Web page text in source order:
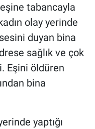
tabancayla
olay yerinde
duyan bina
sağlık ve çok
Eşini öldüren
bina
yaptığı